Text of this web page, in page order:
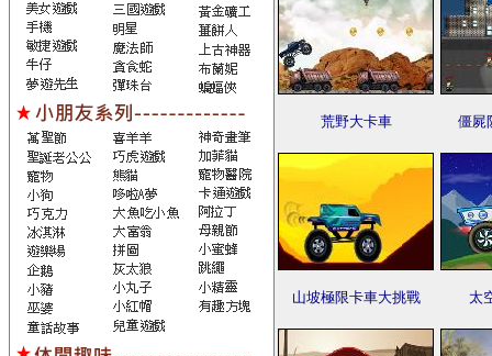
荒野大卡車 僵屍
山坡極限卡車大挑戰 太